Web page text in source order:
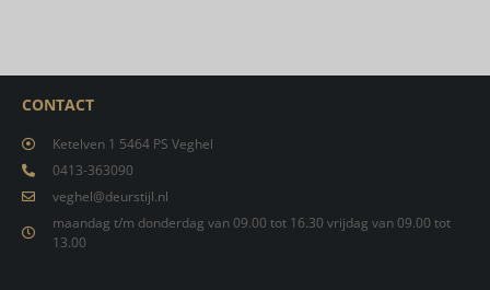
CONTACT
Ketelven 1 5464 PS Veghel
0413-363090
veghel@deurstijl.nl
maandag t/m donderdag van 09.00 tot 16.30 vrijdag van 09.00 tot
13.00